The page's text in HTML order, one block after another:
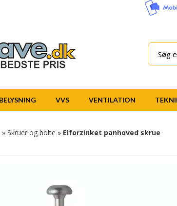
BELYSNING VVS VENTILATION
» Skruer og bolte » Elforzinket panhoved skrue